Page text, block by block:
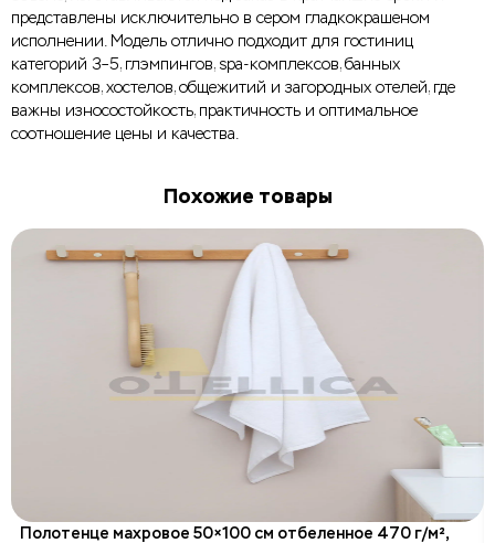
представлены исключительно в сером гладкокрашеном
исполнении. Модель отлично подходит для гостиниц
категорий 3–5, глэмпингов, spa-комплексов, банных
комплексов, хостелов, общежитий и загородных отелей, где
важны износостойкость, практичность и оптимальное
соотношение цены и качества.
Похожие товары
Полотенце махровое 50×100 см отбеленное 470 г/м²,